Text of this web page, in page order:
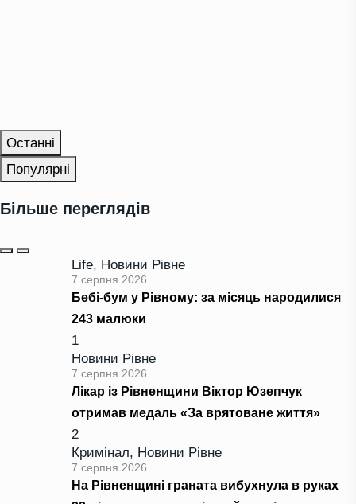
Останні
Популярні
Більше переглядів
Life, Новини Рівне
7 серпня 2026
Бебі-бум у Рівному: за місяць народилися
243 малюки
1
Новини Рівне
7 серпня 2026
Лікар із Рівненщини Віктор Юзепчук
отримав медаль «За врятоване життя»
2
Кримінал, Новини Рівне
7 серпня 2026
На Рівненщині граната вибухнула в руках